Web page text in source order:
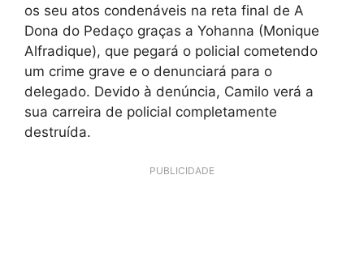
os seu atos condenáveis na reta final de A
Dona do Pedaço graças a Yohanna (Monique
Alfradique), que pegará o policial cometendo
um crime grave e o denunciará para o
delegado. Devido à denúncia, Camilo verá a
sua carreira de policial completamente
destruída.
PUBLICIDADE